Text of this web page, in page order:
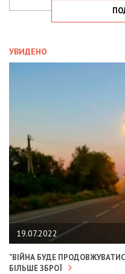
УВИДЕНО
19.07.2022
"ВІЙНА БУДЕ
БІЛЬШЕ ЗБРОЇ